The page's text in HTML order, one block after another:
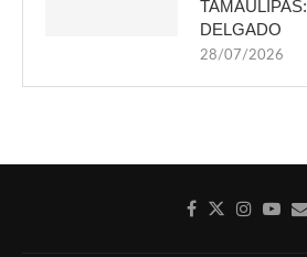
DELGADO
28/07/2026